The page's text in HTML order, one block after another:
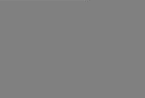
5 Sternen